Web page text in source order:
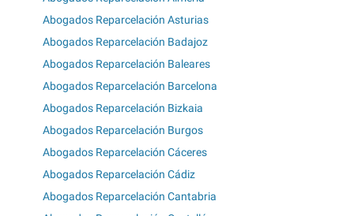
Abogados Reparcelación Asturias
Abogados Reparcelación Badajoz
Abogados Reparcelación Baleares
Abogados Reparcelación Barcelona
Abogados Reparcelación Bizkaia
Abogados Reparcelación Burgos
Abogados Reparcelación Cáceres
Abogados Reparcelación Cádiz
Abogados Reparcelación Cantabria